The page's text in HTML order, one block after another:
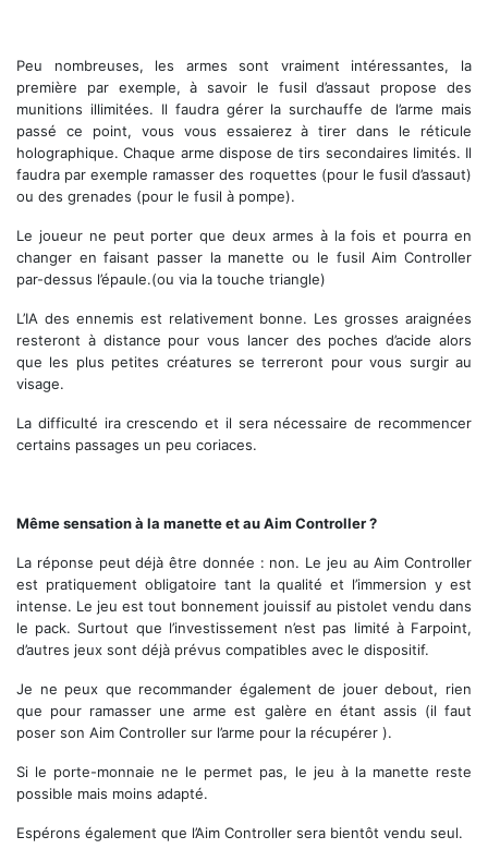
Peu nombreuses, les armes sont vraiment intéressantes, la
première par exemple, à savoir le fusil d’assaut propose des
munitions illimitées. Il faudra gérer la surchauffe de l’arme mais
passé ce point, vous vous essaierez à tirer dans le réticule
holographique. Chaque arme dispose de tirs secondaires limités. Il
faudra par exemple ramasser des roquettes (pour le fusil d’assaut)
ou des grenades (pour le fusil à pompe).
Le joueur ne peut porter que deux armes à la fois et pourra en
changer en faisant passer la manette ou le fusil Aim Controller
par-dessus l’épaule.(ou via la touche triangle)
L’IA des ennemis est relativement bonne. Les grosses araignées
resteront à distance pour vous lancer des poches d’acide alors
que les plus petites créatures se terreront pour vous surgir au
visage.
La difficulté ira crescendo et il sera nécessaire de recommencer
certains passages un peu coriaces.
Même sensation à la manette et au Aim Controller ?
La réponse peut déjà être donnée : non. Le jeu au Aim Controller
est pratiquement obligatoire tant la qualité et l’immersion y est
intense. Le jeu est tout bonnement jouissif au pistolet vendu dans
le pack. Surtout que l’investissement n’est pas limité à Farpoint,
d’autres jeux sont déjà prévus compatibles avec le dispositif.
Je ne peux que recommander également de jouer debout, rien
que pour ramasser une arme est galère en étant assis (il faut
poser son Aim Controller sur l’arme pour la récupérer ).
Si le porte-monnaie ne le permet pas, le jeu à la manette reste
possible mais moins adapté.
Espérons également que l’Aim Controller sera bientôt vendu seul.